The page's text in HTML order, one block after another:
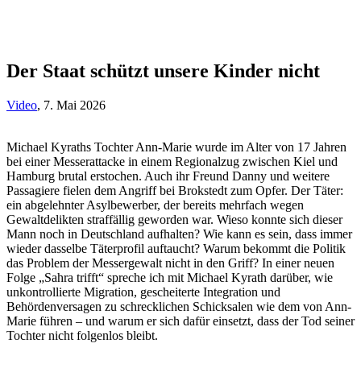
Der Staat schützt unsere Kinder nicht
Video, 7. Mai 2026
Michael Kyraths Tochter Ann-Marie wurde im Alter von 17 Jahren
bei einer Messerattacke in einem Regionalzug zwischen Kiel und
Hamburg brutal erstochen. Auch ihr Freund Danny und weitere
Passagiere fielen dem Angriff bei Brokstedt zum Opfer. Der Täter:
ein abgelehnter Asylbewerber, der bereits mehrfach wegen
Gewaltdelikten straffällig geworden war. Wieso konnte sich dieser
Mann noch in Deutschland aufhalten? Wie kann es sein, dass immer
wieder dasselbe Täterprofil auftaucht? Warum bekommt die Politik
das Problem der Messergewalt nicht in den Griff? In einer neuen
Folge „Sahra trifft“ spreche ich mit Michael Kyrath darüber, wie
unkontrollierte Migration, gescheiterte Integration und
Behördenversagen zu schrecklichen Schicksalen wie dem von Ann-
Marie führen – und warum er sich dafür einsetzt, dass der Tod seiner
Tochter nicht folgenlos bleibt.